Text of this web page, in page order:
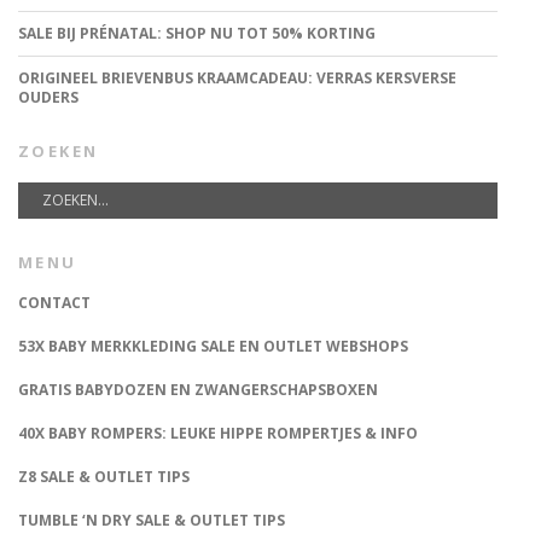
SALE BIJ PRÉNATAL: SHOP NU TOT 50% KORTING
ORIGINEEL BRIEVENBUS KRAAMCADEAU: VERRAS KERSVERSE
OUDERS
ZOEKEN
MENU
CONTACT
53X BABY MERKKLEDING SALE EN OUTLET WEBSHOPS
GRATIS BABYDOZEN EN ZWANGERSCHAPSBOXEN
40X BABY ROMPERS: LEUKE HIPPE ROMPERTJES & INFO
Z8 SALE & OUTLET TIPS
TUMBLE ‘N DRY SALE & OUTLET TIPS